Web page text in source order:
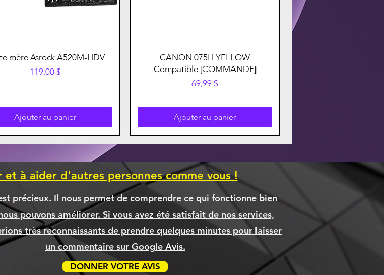
mère Asrock A520M-HDV
Prix
119,00 $
Ajouter au panier
CANON 075H YELLOW
Compatible [COMMANDE]
Prix
69,99 $
Ajouter au panier
et à aider d'autres personnes comme vous !
précieux. Il nous permet de comprendre ce qui fonctionne bien
pouvons améliorer. Si vous avez été satisfait de nos services,
très reconnaissants de prendre quelques minutes pour laisser
un commentaire sur Google Avis.
DONNER VOTRE AVIS